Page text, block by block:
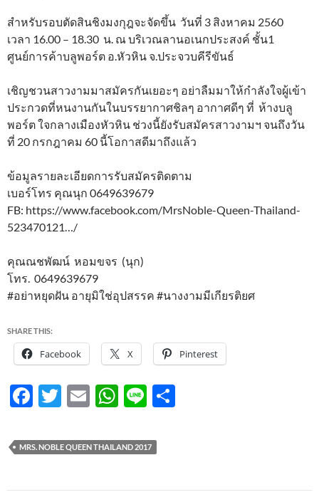
สำหรับรอบตัดสินชิงมงกุฎจะจัดขึ้น วันที่ 3 สิงหาคม 2560
เวลา 16.00 – 18.30 น. ณ บริเวณลานอเนกประสงค์ ชั้น1
ศูนย์การค้าบลูพอร์ต อ.หัวหิน จ.ประจวบคีรีขันธ์
เชิญชวนสาวงามมาสมัครกันเยอะๆ อย่าลืมมาให้กำลังใจผู้เข้า
ประกวดที่หนงานกันในบรรยากาศชิลๆ อากาศดีๆ ที่ ห้างบลู
พอร์ต ใจกลางเมืองหัวหิน ช่วงนี้ยังรับสมัครสาวงามฯ จนถึงวัน
ที่ 20 กรกฎาคม 60 นี้โอกาสดีมาถึงแล้ว
ข้อมูลรายละเอียดการรับสมัครติดตาม
เบอร์โทร คุณนุก 0649639679
FB: https://www.facebook.com/MrsNoble-Queen-Thailand-
523470121…/
คุณณชพัฒน์ หอมขจร (นุก)
โทร. 0649639679
#อย่าหยุดฝัน อายุมิใช่อุปสรรค #นางงามมีเกียรติยศ
SHARE THIS:
Facebook X Pinterest
F
e
b
o
T
itt
er
E
ail
W
at
s
A
Li
e
MRS. NOBLE QUEEN THAILAND 2017